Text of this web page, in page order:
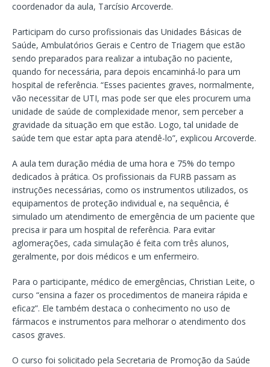
coordenador da aula, Tarcísio Arcoverde.
Participam do curso profissionais das Unidades Básicas de
Saúde, Ambulatórios Gerais e Centro de Triagem que estão
sendo preparados para realizar a intubação no paciente,
quando for necessária, para depois encaminhá-lo para um
hospital de referência. “Esses pacientes graves, normalmente,
vão necessitar de UTI, mas pode ser que eles procurem uma
unidade de saúde de complexidade menor, sem perceber a
gravidade da situação em que estão. Logo, tal unidade de
saúde tem que estar apta para atendê-lo”, explicou Arcoverde.
A aula tem duração média de uma hora e 75% do tempo
dedicados à prática. Os profissionais da FURB passam as
instruções necessárias, como os instrumentos utilizados, os
equipamentos de proteção individual e, na sequência, é
simulado um atendimento de emergência de um paciente que
precisa ir para um hospital de referência. Para evitar
aglomerações, cada simulação é feita com três alunos,
geralmente, por dois médicos e um enfermeiro.
Para o participante, médico de emergências, Christian Leite, o
curso “ensina a fazer os procedimentos de maneira rápida e
eficaz”. Ele também destaca o conhecimento no uso de
fármacos e instrumentos para melhorar o atendimento dos
casos graves.
O curso foi solicitado pela Secretaria de Promoção da Saúde